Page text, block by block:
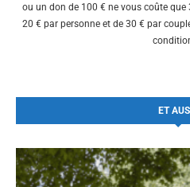
ou un don de 100 € ne vous coûte
20 € par personne et de 30 € par
ET